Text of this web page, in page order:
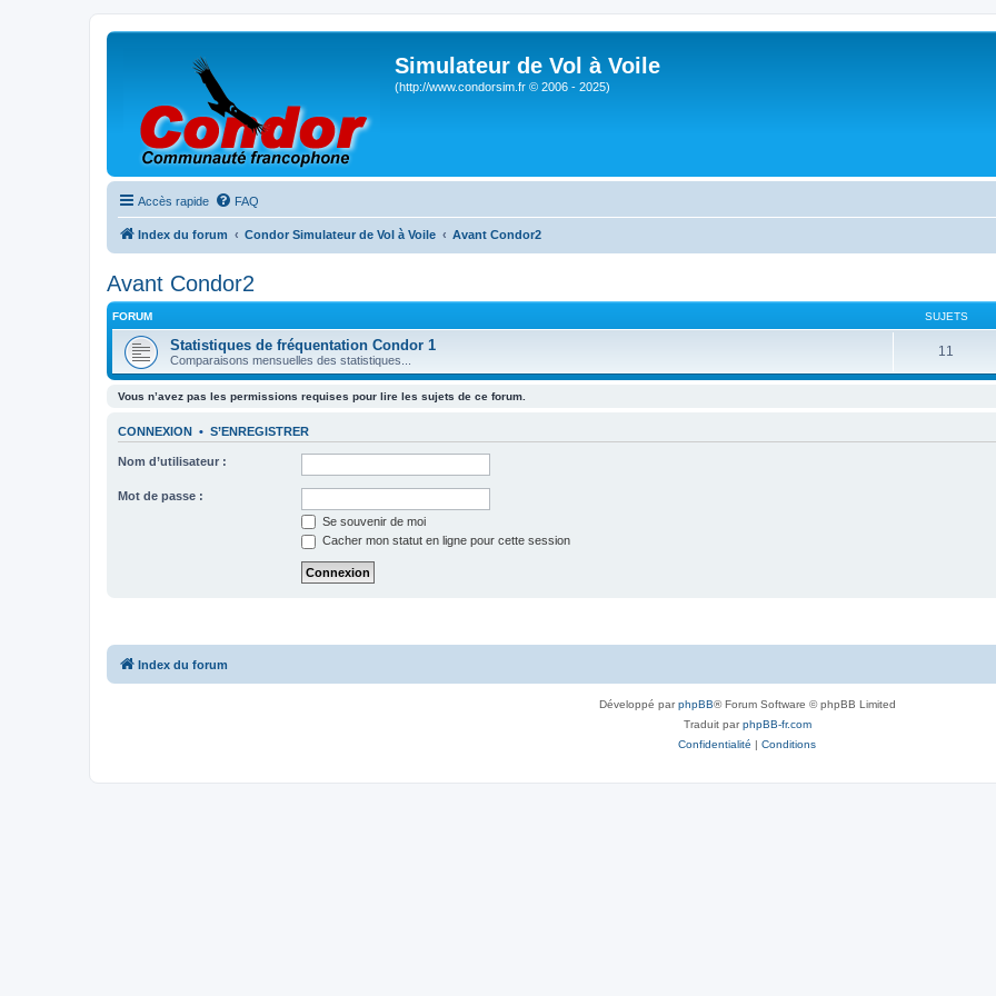
Simulateur de Vol à Voile
(http://www.condorsim.fr © 2006 - 2025)
Accès rapide FAQ
Index du forum Condor Simulateur de Vol à Voile Avant Condor2
Avant Condor2
FORUM SUJETS
Statistiques de fréquentation Condor 1
Comparaisons mensuelles des statistiques...
11
Vous n’avez pas les permissions requises pour lire les sujets de ce forum.
CONNEXION • S’ENREGISTRER
Nom d’utilisateur :
Mot de passe :
Se souvenir de moi
Cacher mon statut en ligne pour cette session
Index du forum
Développé parphpBB® Forum Software © phpBB Limited
Traduit parphpBB-fr.com
Confidentialité | Conditions